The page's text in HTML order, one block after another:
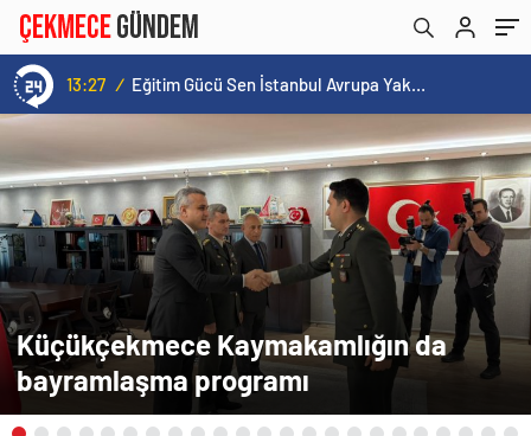
13:27 / Eğitim Gücü Sen İstanbul Avrupa Yakası Şubesi İlk Genel Kurulunu Küçükçekmece’de Gerçekleştirdi
Küçükçekmece Kaymakamlığın da
bayramlaşma programı